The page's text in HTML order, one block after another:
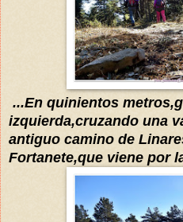
...En quinientos
izquierda,cruzando una
antiguo camino de
Fortanete,que viene por